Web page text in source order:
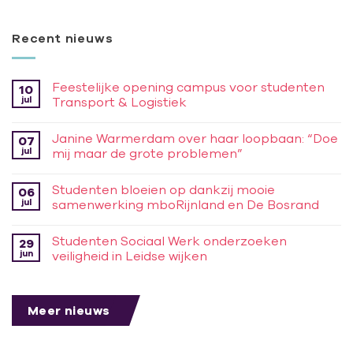
Recent nieuws
10
jul
Feestelijke opening campus voor studenten
Transport & Logistiek
07
jul
Janine Warmerdam over haar loopbaan: “Doe
mij maar de grote problemen”
06
jul
Studenten bloeien op dankzij mooie
samenwerking mboRijnland en De Bosrand
29
jun
Studenten Sociaal Werk onderzoeken
veiligheid in Leidse wijken
Meer nieuws